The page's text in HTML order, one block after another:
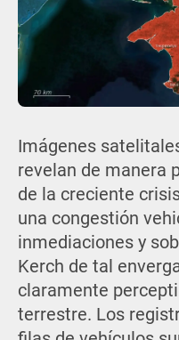
Imágenes
revelan de manera
de la creciente
una congestión
inmediaciones y
Kerch de tal
claramente
terrestre. Los